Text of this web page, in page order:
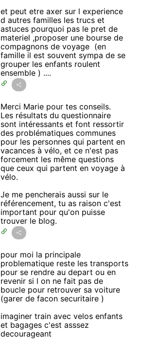
et peut etre axer sur l experience
d autres familles les trucs et
astuces pourquoi pas le pret de
materiel ,proposer une bourse de
compagnons de voyage (en
famille il est souvent sympa de se
grouper les enfants roulent
ensemble ) ....
Merci Marie pour tes conseils.
Les résultats du questionnaire
sont intéressants et font ressortir
des problématiques communes
pour les personnes qui partent en
vacances à vélo, et ce n'est pas
forcement les même questions
que ceux qui partent en voyage à
vélo.
Je me pencherais aussi sur le
référencement, tu as raison c'est
important pour qu'on puisse
trouver le blog.
pour moi la principale
problematique reste les transports
pour se rendre au depart ou en
revenir si l on ne fait pas de
boucle pour retrouver sa voiture
(garer de facon securitaire )
imaginer train avec velos enfants
et bagages c'est asssez
decourageant